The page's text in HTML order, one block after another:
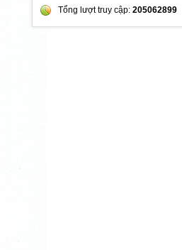
Tổng lượt truy cập: 205062899